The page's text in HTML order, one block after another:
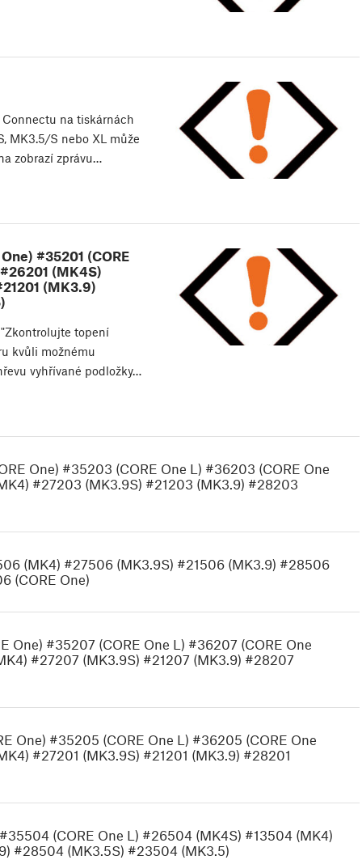
na tiskárnách
MK3.5/S nebo XL může
zobrazí zprávu…
#35201 (CORE
(MK4S)
(MK3.9)
topení
kvůli možnému
vyhřívané podložky…
One) #35203 (CORE One L) #36203 (CORE One
#27203 (MK3.9S) #21203 (MK3.9) #28203
(MK4) #27506 (MK3.9S) #21506 (MK3.9) #28506
(CORE One)
One) #35207 (CORE One L) #36207 (CORE One
#27207 (MK3.9S) #21207 (MK3.9) #28207
One) #35205 (CORE One L) #36205 (CORE One
#27201 (MK3.9S) #21201 (MK3.9) #28201
(CORE One L) #26504 (MK4S) #13504 (MK4)
#28504 (MK3.5S) #23504 (MK3.5)